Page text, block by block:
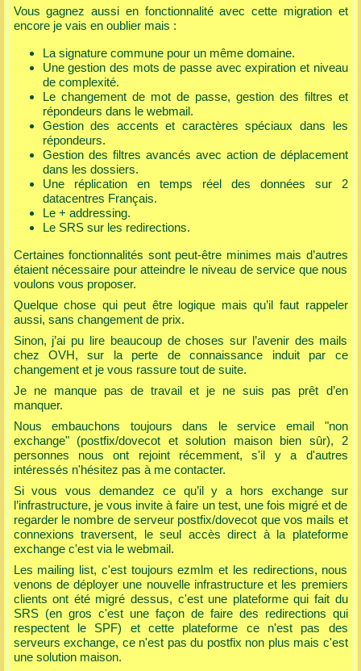
Vous gagnez aussi en fonctionnalité avec cette migration et
encore je vais en oublier mais :
La signature commune pour un même domaine.
Une gestion des mots de passe avec expiration et niveau
de complexité.
Le changement de mot de passe, gestion des filtres et
répondeurs dans le webmail.
Gestion des accents et caractères spéciaux dans les
répondeurs.
Gestion des filtres avancés avec action de déplacement
dans les dossiers.
Une réplication en temps réel des données sur 2
datacentres Français.
Le + addressing.
Le SRS sur les redirections.
Certaines fonctionnalités sont peut-être minimes mais d’autres
étaient nécessaire pour atteindre le niveau de service que nous
voulons vous proposer.
Quelque chose qui peut être logique mais qu’il faut rappeler
aussi, sans changement de prix.
Sinon, j’ai pu lire beaucoup de choses sur l’avenir des mails
chez OVH, sur la perte de connaissance induit par ce
changement et je vous rassure tout de suite.
Je ne manque pas de travail et je ne suis pas prêt d’en
manquer.
Nous embauchons toujours dans le service email "non
exchange" (postfix/dovecot et solution maison bien sûr), 2
personnes nous ont rejoint récemment, s'il y a d'autres
intéressés n'hésitez pas à me contacter.
Si vous vous demandez ce qu’il y a hors exchange sur
l’infrastructure, je vous invite à faire un test, une fois migré et de
regarder le nombre de serveur postfix/dovecot que vos mails et
connexions traversent, le seul accès direct à la plateforme
exchange c'est via le webmail.
Les mailing list, c'est toujours ezmlm et les redirections, nous
venons de déployer une nouvelle infrastructure et les premiers
clients ont été migré dessus, c'est une plateforme qui fait du
SRS (en gros c'est une façon de faire des redirections qui
respectent le SPF) et cette plateforme ce n'est pas des
serveurs exchange, ce n'est pas du postfix non plus mais c'est
une solution maison.